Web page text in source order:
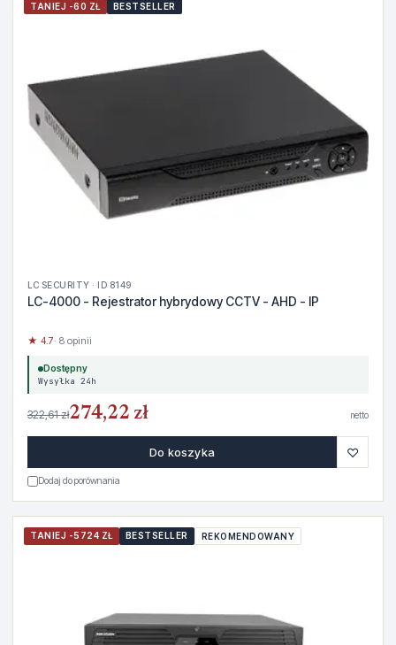
TANIEJ -60 ZŁ BESTSELLER
LC SECURITY · ID 8149
LC-4000 - Rejestrator hybrydowy CCTV - AHD - IP
★ 4.7· 8 opinii
Dostępny
Wysyłka 24h
322,61 zł274,22 zł netto
Do koszyka ♡
Dodaj do porównania
TANIEJ -5724 ZŁ BESTSELLER REKOMENDOWANY